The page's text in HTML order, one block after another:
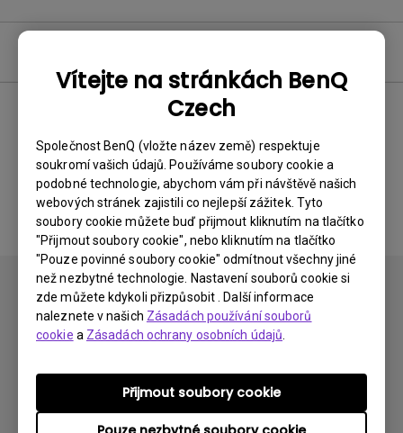
Vítejte na stránkách BenQ
Czech
Společnost BenQ (vložte název země) respektuje
soukromí vašich údajů. Používáme soubory cookie a
podobné technologie, abychom vám při návštěvě našich
webových stránek zajistili co nejlepší zážitek. Tyto
soubory cookie můžete buď přijmout kliknutím na tlačítko
"Přijmout soubory cookie", nebo kliknutím na tlačítko
"Pouze povinné soubory cookie" odmítnout všechny jiné
než nezbytné technologie. Nastavení souborů cookie si
zde můžete kdykoli přizpůsobit . Další informace
naleznete v našich Zásadách používání souborů
cookie a Zásadách ochrany osobních údajů
Přijmout soubory cookie
Žádný související software a
ovladač